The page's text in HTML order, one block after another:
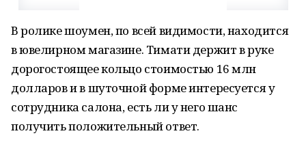
В ролике шоумен, по всей видимости, находится
в ювелирном магазине. Тимати держит в руке
дорогостоящее кольцо стоимостью 16 млн
долларов и в шуточной форме интересуется у
сотрудника салона, есть ли у него шанс
получить положительный ответ.